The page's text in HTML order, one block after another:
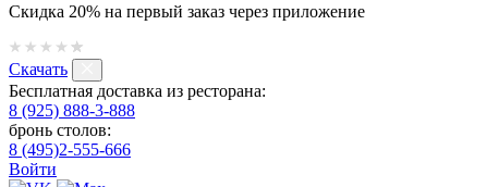
Скидка 20% на первый заказ через приложение
Скачать
Бесплатная доставка из ресторана:
8 (925) 888-3-888
бронь столов:
8 (495)2-555-666
Войти